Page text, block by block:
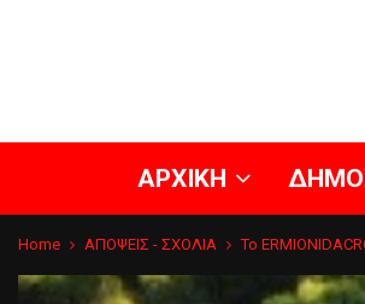
ΑΡΧΙΚΗ
Home ΑΠΟΨΕΙΣ - ΣΧΟΛΙΑ Το